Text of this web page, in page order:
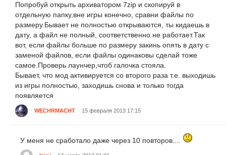
Попробуй открыть архиватором 7zip и скопируй в
отдельную папку,вне игры конечно, сравни файлы по
размеру.Бывает не полностью открываются, ты кидаешь в
дату, а файл не полный, соответственно не работает.Так
вот, если файлы больше по размеру закинь опять в дату с
заменой файлов, если файлы одинаковы сделай тоже
самое.Проверь лаунчер,чтоб галочка стояла.
Бывает, что мод активируется со второго раза т.е. выходишь
из игры полностью, заходишь снова и только тогда
появляется
WECHRMACHT 15 февраля 2013 17:15
У меня не сработало даже через 10 повторов....